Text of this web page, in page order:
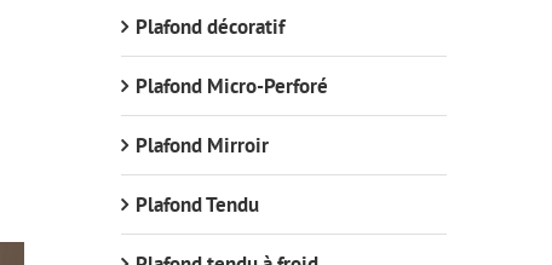
Plafond décoratif
Plafond Micro-Perforé
Plafond Mirroir
Plafond Tendu